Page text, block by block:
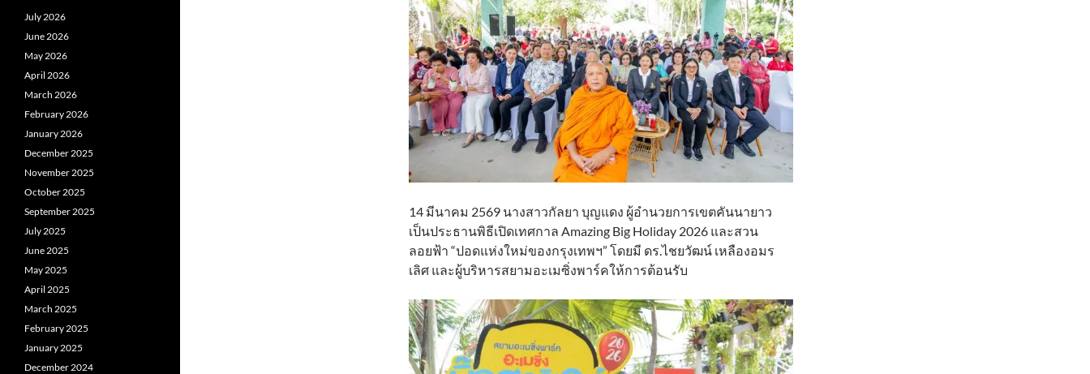
14 มีนาคม 2569 นางสาวกัลยา บุญแดง ผู้อำนวยการเขตคันนายาว
เป็นประธานพิธีเปิดเทศกาล Amazing Big Holiday 2026 และสวน
ลอยฟ้า “ปอดแห่งใหม่ของกรุงเทพฯ” โดยมี ดร.ไชยวัฒน์ เหลืองอมร
เลิศ และผู้บริหารสยามอะเมซิ่งพาร์คให้การต้อนรับ
July 2026
June 2026
May 2026
April 2026
March 2026
February 2026
January 2026
December 2025
November 2025
October 2025
September 2025
July 2025
June 2025
May 2025
April 2025
March 2025
February 2025
January 2025
December 2024